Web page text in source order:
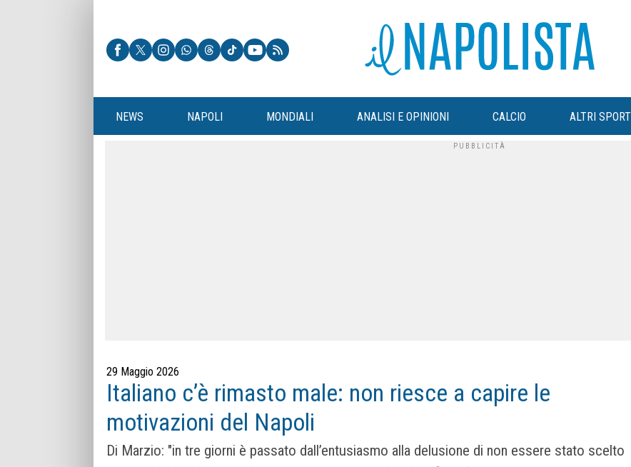
NEWS NAPOLI MONDIALI ANALISI E OPINIONI CALCIO ALTRI SPORT
29 Maggio 2026
Italiano c’è rimasto male: non riesce a capire le
motivazioni del Napoli
Di Marzio: "in tre giorni è passato dall’entusiasmo alla delusione di non essere stato scelto